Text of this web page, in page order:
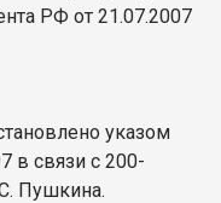
РФ от 21.07.2007
указом
в связи с 200-
Пушкина.